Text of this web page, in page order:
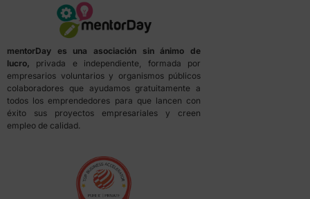
mentorDay es una asociación sin ánimo de
lucro, privada e independiente, formada por
empresarios voluntarios y organismos públicos
colaboradores que ayudamos gratuitamente a
todos los emprendedores para que lancen con
éxito sus proyectos empresariales y creen
empleo de calidad.